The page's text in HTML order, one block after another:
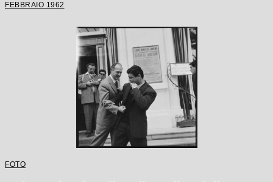
FEBBRAIO 1962
FOTO